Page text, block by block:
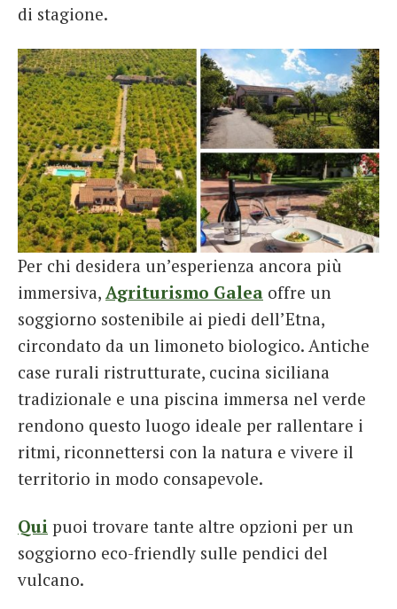
di stagione.
Per chi desidera un’esperienza ancora più
immersiva, Agriturismo Galea offre un
soggiorno sostenibile ai piedi dell’Etna,
circondato da un limoneto biologico. Antiche
case rurali ristrutturate, cucina siciliana
tradizionale e una piscina immersa nel verde
rendono questo luogo ideale per rallentare i
ritmi, riconnettersi con la natura e vivere il
territorio in modo consapevole.
Qui puoi trovare tante altre opzioni per un
soggiorno eco-friendly sulle pendici del
vulcano.